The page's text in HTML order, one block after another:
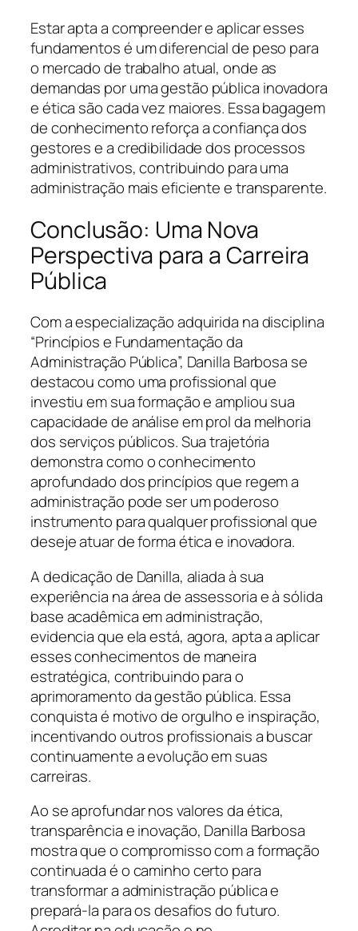
Estar apta a compreender e aplicar esses
fundamentos é um diferencial de peso para
o mercado de trabalho atual, onde as
demandas por uma gestão pública inovadora
e ética são cada vez maiores. Essa bagagem
de conhecimento reforça a confiança dos
gestores e a credibilidade dos processos
administrativos, contribuindo para uma
administração mais eficiente e transparente.
Conclusão: Uma Nova
Perspectiva para a Carreira
Pública
Com a especialização adquirida na disciplina
“Princípios e Fundamentação da
Administração Pública”, Danilla Barbosa se
destacou como uma profissional que
investiu em sua formação e ampliou sua
capacidade de análise em prol da melhoria
dos serviços públicos. Sua trajetória
demonstra como o conhecimento
aprofundado dos princípios que regem a
administração pode ser um poderoso
instrumento para qualquer profissional que
deseje atuar de forma ética e inovadora.
A dedicação de Danilla, aliada à sua
experiência na área de assessoria e à sólida
base acadêmica em administração,
evidencia que ela está, agora, apta a aplicar
esses conhecimentos de maneira
estratégica, contribuindo para o
aprimoramento da gestão pública. Essa
conquista é motivo de orgulho e inspiração,
incentivando outros profissionais a buscar
continuamente a evolução em suas
carreiras.
Ao se aprofundar nos valores da ética,
transparência e inovação, Danilla Barbosa
mostra que o compromisso com a formação
continuada é o caminho certo para
transformar a administração pública e
prepará-la para os desafios do futuro.